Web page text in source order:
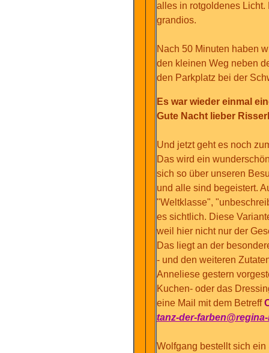
alles in rotgoldenes Licht.
grandios.
Nach 50 Minuten haben
den kleinen Weg neben
den Parkplatz bei der
Es war wieder einmal
Gute Nacht lieber
Und jetzt geht es noch
Das wird ein
sich so über unseren
und alle sind begeistert.
"Weltklasse",
es sichtlich. Diese
weil hier nicht nur der
Das liegt an der
- und den weiteren
Anneliese gestern
Kuchen- oder das
eine Mail mit dem Betreff
tanz-der-
Wolfgang bestellt sich